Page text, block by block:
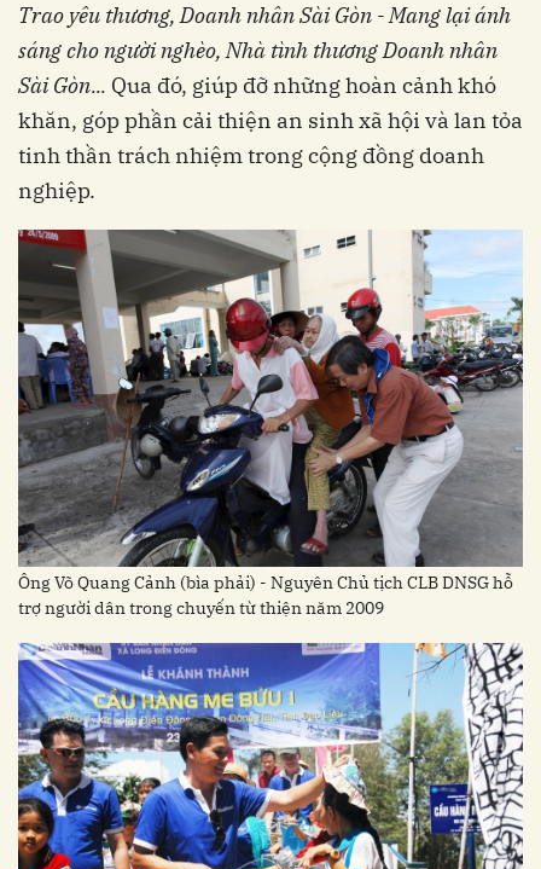
Trao yêu thương, Doanh nhân Sài Gòn - Mang lại ánh
sáng cho người nghèo, Nhà tình thương Doanh nhân
Sài Gòn... Qua đó, giúp đỡ những hoàn cảnh khó
khăn, góp phần cải thiện an sinh xã hội và lan tỏa
tinh thần trách nhiệm trong cộng đồng doanh
nghiệp.
Ông Võ Quang Cảnh (bìa phải) - Nguyên Chủ tịch CLB DNSG hỗ
trợ người dân trong chuyến từ thiện năm 2009